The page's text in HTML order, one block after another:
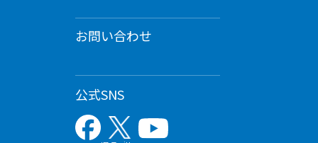
お問い合わせ
公式SNS